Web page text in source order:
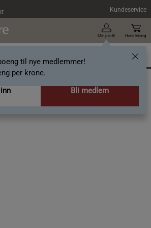
Kundeservice
Min profil
til nye medlemmer!
per krone.
Bli medlem
Handlekorg
og singlet
Tank, Cherry Moon,